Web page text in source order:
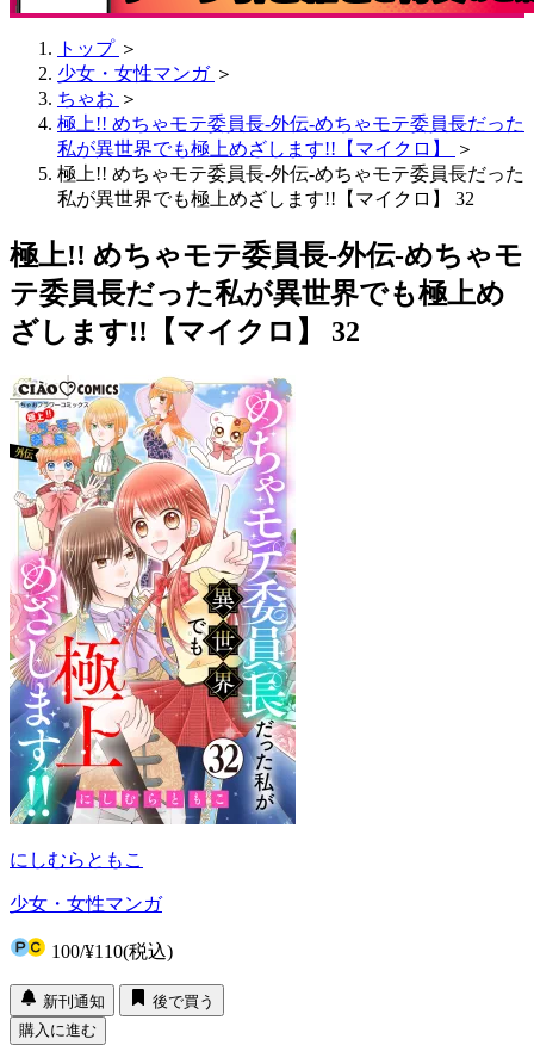
トップ ＞
少女・女性マンガ ＞
ちゃお ＞
極上!! めちゃモテ委員長-外伝-めちゃモテ委員長だった
私が異世界でも極上めざします!!【マイクロ】
＞
極上!! めちゃモテ委員長-外伝-めちゃモテ委員長だった
私が異世界でも極上めざします!!【マイクロ】 32
極上!! めちゃモテ委員長-外伝-めちゃモ
テ委員長だった私が異世界でも極上め
ざします!!【マイクロ】 32
にしむらともこ
少女・女性マンガ
100/¥110(税込)
新刊通知
後で買う
購入に進む